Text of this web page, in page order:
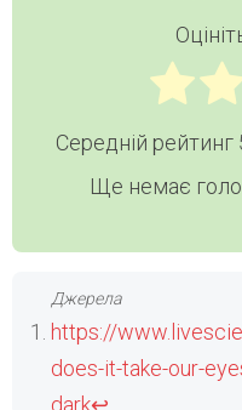
Середній рейтинг
Ще немає
https://
does-it-take-our-
dark↩